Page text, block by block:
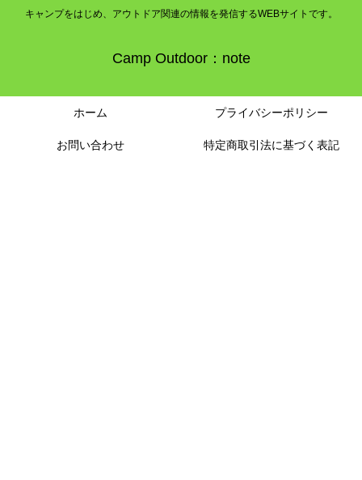
キャンプをはじめ、アウトドア関連の情報を発信するWEBサイトです。
Camp Outdoor：note
ホーム プライバシーポリシー
お問い合わせ 特定商取引法に基づく表記